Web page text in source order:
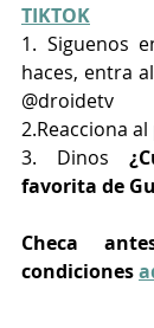
TIKTOK
1. Siguenos
haces, entra
@droidetv
2.Reacciona al
3. Dinos
favorita de
Checa
condiciones